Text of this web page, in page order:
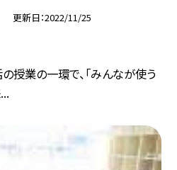
更新日 2022/11/25
授業の一環で、「みんなが使う